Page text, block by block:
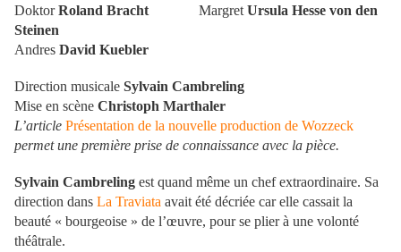
DoktorRoland Bracht Margret Ursula Hesse von den
Steinen
Andres David Kuebler
Direction musicale Sylvain Cambreling
Mise en scène Christoph Marthaler
L’article Présentation de la nouvelle production de Wozzeck
permet une première prise de connaissance avec la pièce.
Sylvain Cambreling est quand même un chef extraordinaire. Sa
direction dans La Traviata avait été décriée car elle cassait la
beauté « bourgeoise » de l’œuvre, pour se plier à une volonté
théâtrale.